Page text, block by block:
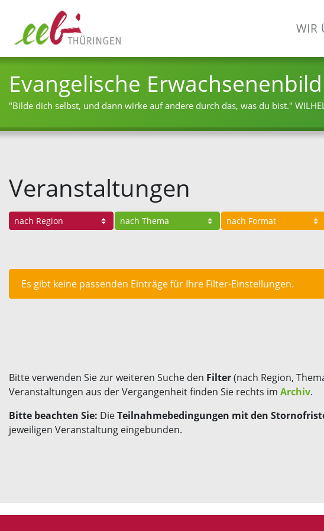
WIR
Evangelische
"Bilde dich selbst, und dann wirke auf andere durch das, was du bist."
Veranstaltungen
Es gibt keine passenden Einträge für Ihre Filter-Einstellungen.
Bitte verwenden Sie zur weiteren Suche den Filter(nach Region,
Veranstaltungen aus der Vergangenheit finden Sie rechts im Archiv.
Bitte beachten Sie: DieTeilnahmebedingungen mit den
jeweiligen Veranstaltung eingebunden.